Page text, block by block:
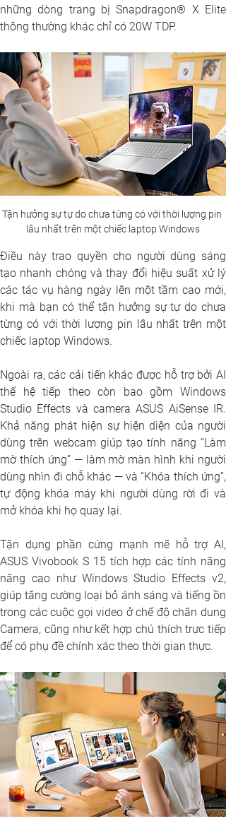
những dòng trang bị Snapdragon® X Elite
thông thường khác chỉ có 20W TDP.
Tận hưởng sự tự do chưa từng có với thời lượng pin
lâu nhất trên một chiếc laptop Windows
Điều này trao quyền cho người dùng sáng
tạo nhanh chóng và thay đổi hiệu suất xử lý
các tác vụ hàng ngày lên một tầm cao mới,
khi mà bạn có thể tận hưởng sự tự do chưa
từng có với thời lượng pin lâu nhất trên một
chiếc laptop Windows.
Ngoài ra, các cải tiến khác được hỗ trợ bởi AI
thế hệ tiếp theo còn bao gồm Windows
Studio Effects và camera ASUS AiSense IR.
Khả năng phát hiện sự hiện diện của người
dùng trên webcam giúp tạo tính năng “Làm
mờ thích ứng” — làm mờ màn hình khi người
dùng nhìn đi chỗ khác — và “Khóa thích ứng”,
tự động khóa máy khi người dùng rời đi và
mở khóa khi họ quay lại.
Tận dụng phần cứng mạnh mẽ hỗ trợ AI,
ASUS Vivobook S 15 tích hợp các tính năng
nâng cao như Windows Studio Effects v2,
giúp tăng cường loại bỏ ánh sáng và tiếng ồn
trong các cuộc gọi video ở chế độ chân dung
Camera, cũng như kết hợp chú thích trực tiếp
để có phụ đề chính xác theo thời gian thực.